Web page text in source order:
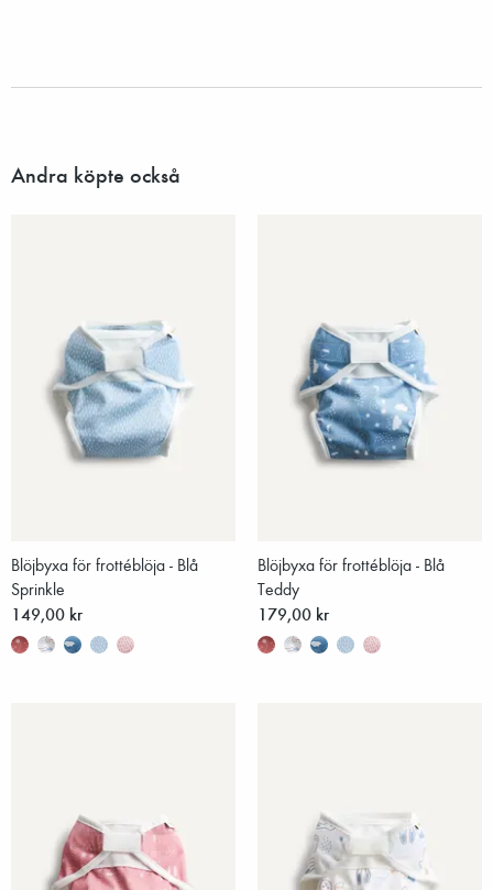
Andra köpte också
Blöjbyxa för frottéblöja - Blå
Sprinkle
149,00 kr
Blöjbyxa för frottéblöja - Blå
Teddy
179,00 kr